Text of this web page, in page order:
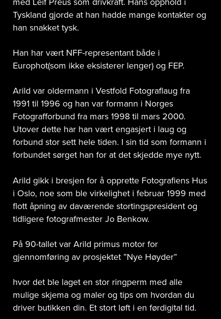
Tyskland gjorde at han hadde mange kontakter og
han snakket tysk.
Han har vært NFF-representant både i
Europhot(som ikke eksisterer lenger) og FEP.
Arild var oldermann i Vestfold Fotograflaug fra
1991 til 1996 og han var formann i Norges
Fotografforbund fra mars 1998 til mars 2000.
Utover dette har han vært engasjert i laug og
forbund stor sett hele tiden. I sin tid som formann i
forbundet sørget han for at det skjedde mye nytt.
Arild gikk i bresjen for å opprette Fotografiens Hus
i Oslo, noe som ble virkelighet i februar 1999 med
flott åpning av daværende stortingspresident og
tidligere fotografmester Jo Benkow.
På 90-tallet var Arild primus motor for
gjennomføring av prosjektet ”Nye Høyder”
hvor det ble laget en stor ringperm med alle
mulige skjema og maler og tips om hvordan du
driver butikken din. Et stort løft i en førdigital tid.